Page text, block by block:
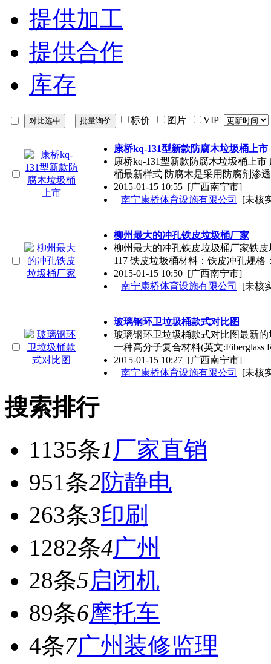
提供加工
提供合作
库存
标价 图片 VIP
康桥kq-131型新款防腐木垃圾桶上市
康桥kq-131型新款防腐木垃圾桶上
桶最新样式 防腐木是采用防腐剂渗
2015-01-15 10:55 [广西南宁市]
南宁康桥体育设施有限公司
[未核
柳州最大的冲孔铁皮垃圾桶厂家
柳州最大的冲孔铁皮垃圾桶厂家铁
117 铁皮垃圾桶材料：铁皮冲孔规格
2015-01-15 10:50 [广西南宁市]
南宁康桥体育设施有限公司
[未核
玻璃钢环卫垃圾桶款式对比图
玻璃钢环卫垃圾桶款式对比图最新
一种高分子复合材料(英文:Fiberglass
2015-01-15 10:27 [广西南宁市]
南宁康桥体育设施有限公司
[未核
搜索排行
1135条1 厂家直销
951条2防静电
263条3印刷
1282条4广州
28条5启闭机
89条6摩托车
4条7广州装修监理